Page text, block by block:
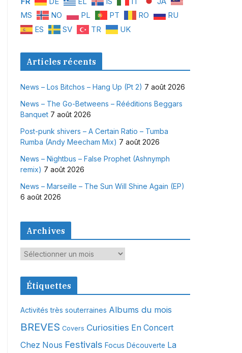
MS
NO PL PT RO
RU
ES
SV TR UK
Articles récents
News – Los Bitchos – Hang Up (Pt 2) 7 août 2026
News – The Go-Betweens – Rééditions Beggars
Banquet 7 août 2026
Post-punk shivers – A Certain Ratio – Tumba
Rumba (Andy Meecham Mix) 7 août 2026
News – Nightbus – False Prophet (Ashnymph
remix) 7 août 2026
News – Marseille – The Sun Will Shine Again (EP)
6 août 2026
Archives
A
c
e
s
Étiquettes
Activités très souterraines Albums du mois
BREVES Covers Curiosities En Concert
Chez Nous Festivals Focus Découverte La